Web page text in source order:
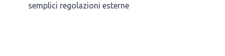
semplici regolazioni esterne